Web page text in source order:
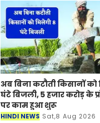
अब बिना कटौती किसानों को
घंटे बिजली, 5 हजार करोड़ के
पर काम हुआ शुरू
HINDI NEWS Sat,8 Aug 2026